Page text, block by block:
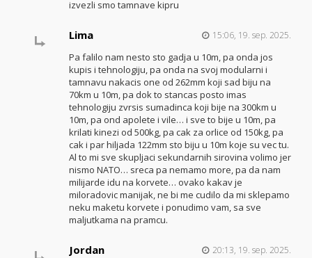
izvezli smo tamnave kipru
Lima 15:06, 19. sep. 2025.
Pa falilo nam nesto sto gadja u 10m, pa onda jos
kupis i tehnologiju, pa onda na svoj modularni i
tamnavu nakacis one od 262mm koji sad biju na
70km u 10m, pa dok to stancas posto imas
tehnologiju zvrsis sumadinca koji bije na 300km u
10m, pa ond apolete i vile… i sve to bije u 10m, pa
krilati kinezi od 500kg, pa cak za orlice od 150kg, pa
cak i par hiljada 122mm sto biju u 10m koje su vec tu.
Al to mi sve skupljaci sekundarnih sirovina volimo jer
nismo NATO… sreca pa nemamo more, pa da nam
milijarde idu na korvete… ovako kakav je
miloradovic manijak, ne bi me cudilo da mi sklepamo
neku maketu korvete i ponudimo vam, sa sve
maljutkama na pramcu.
Jordan 20:13, 19. sep. 2025.